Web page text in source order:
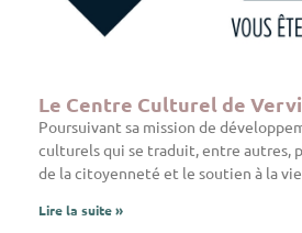
Le Centre Culturel de
Poursuivant sa mission de
culturels qui se traduit, entre autres,
de la citoyenneté et le soutien à la vie
Lire la suite »